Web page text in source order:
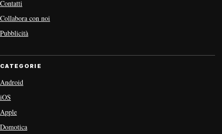
Contatti
Collabora con noi
Pubblicità
CATEGORIE
Android
iOS
Apple
Domotica